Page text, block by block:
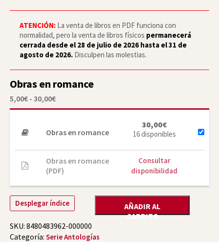
ATENCIÓN: La venta de libros en PDF funciona con
normalidad, pero la venta de libros físicos permanecerá
cerrada desde el 28 de julio de 2026 hasta el 31 de
agosto de 2026. Disculpen las molestias.
Obras en romance
5,00€ - 30,00€Rango
5,00€
hasta
Obras en romance
30,00€
16 disponibles
Obras en romance
(PDF)
Consultar
disponibilidad
AÑADIR AL
CARRITO
Desplegar índice
SKU: 8480483962-000000
Categoría: Serie Antologías